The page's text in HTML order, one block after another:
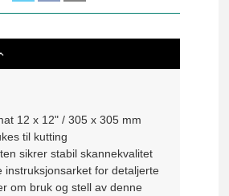
12 x 12" / 305 x 305 mm
til kutting
sikrer stabil skannekvalitet
instruksjonsarket for detaljerte
om bruk og stell av denne